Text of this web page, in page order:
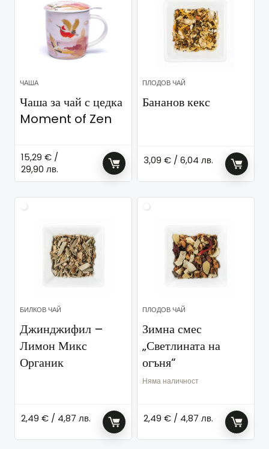
ЧАША
Чаша за чай с цедка
Moment of Zen
15,29€ /
29,90 лв.
ПЛОДОВ ЧАЙ
Бананов кекс
3,09€ / 6,04 лв.
БИЛКОВ ЧАЙ
Джинджифил –
Лимон Микс
Органик
2,49€ / 4,87 лв.
ПЛОДОВ ЧАЙ
Зимна смес
„Светлината на
огъня“
Няма наличност
2,49€ / 4,87 лв.